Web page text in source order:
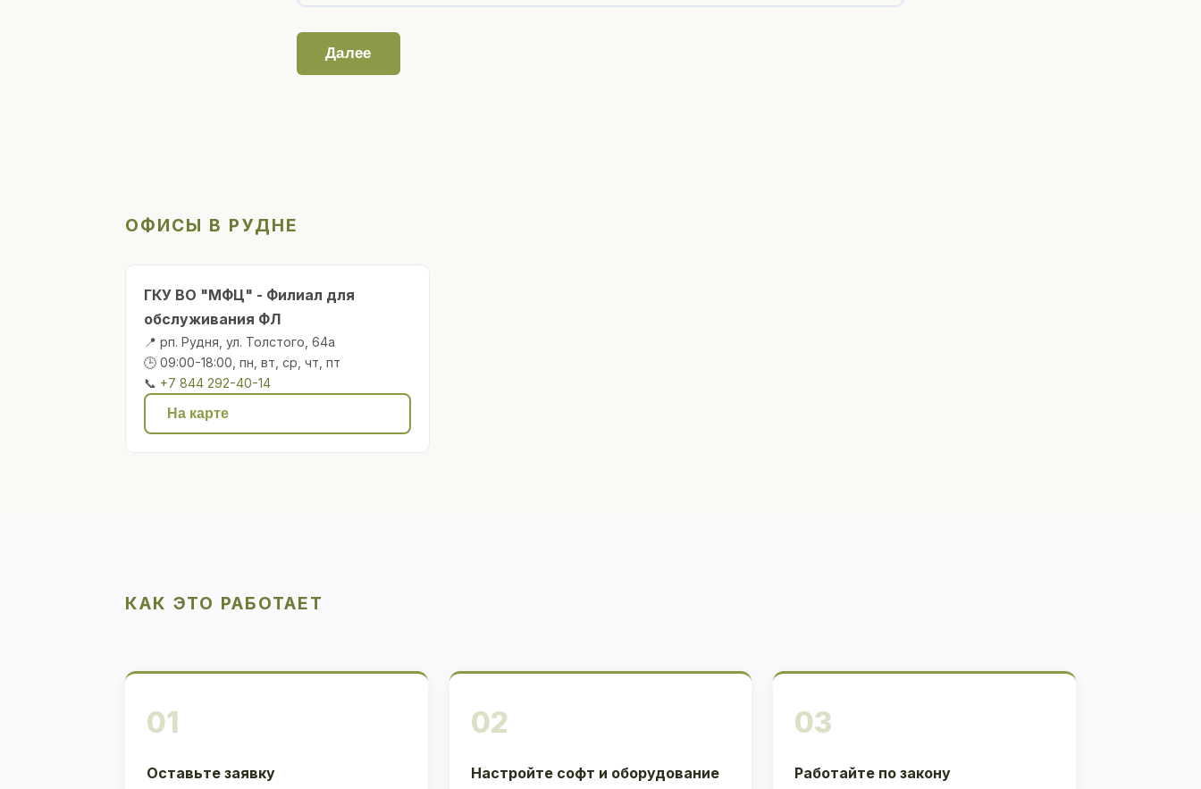
Далее
ОФИСЫ В РУДНЕ
ГКУ ВО "МФЦ" - Филиал для
обслуживания ФЛ
📍 рп. Рудня, ул. Толстого, 64а
🕒 09:00-18:00, пн, вт, ср, чт, пт
📞 +7 844 292-40-14
На карте
КАК ЭТО РАБОТАЕТ
01
Оставьте заявку
02
Настройте софт и оборудование
03
Работайте по закону